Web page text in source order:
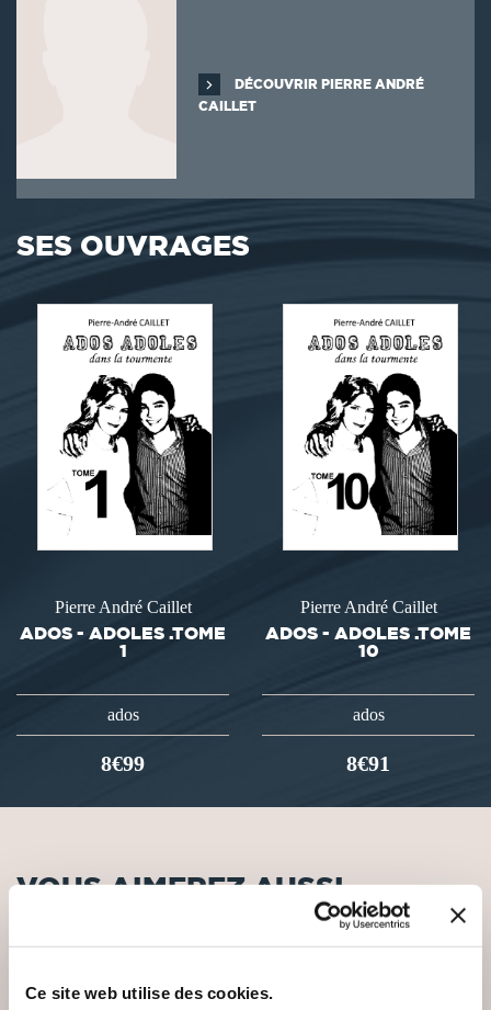
Ce site web utilise des cookies.
DÉCOUVRIR PIERRE ANDRÉ
CAILLET
SES OUVRAGES
Pierre André Caillet
ADOS - ADOLES .TOME
1
ados
8€99
Pierre André Caillet
ADOS - ADOLES .TOME
10
ados
8€91
VOUS AIMEREZ AUSSI